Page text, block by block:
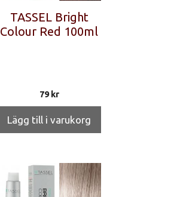
TASSEL Bright
Colour Red 100ml
79kr
Lägg till i varukorg